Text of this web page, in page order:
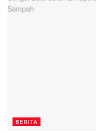
BERITA